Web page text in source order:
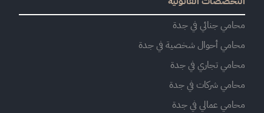
محامي جنائي في جدة
محامي أحوال شخصية في جدة
محامي تجاري في جدة
محامي شركات في جدة
محامي عمالي في جدة